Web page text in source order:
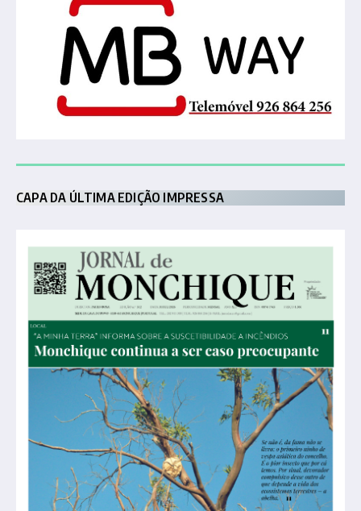
CAPA DA ÚLTIMA EDIÇÃO IMPRESSA